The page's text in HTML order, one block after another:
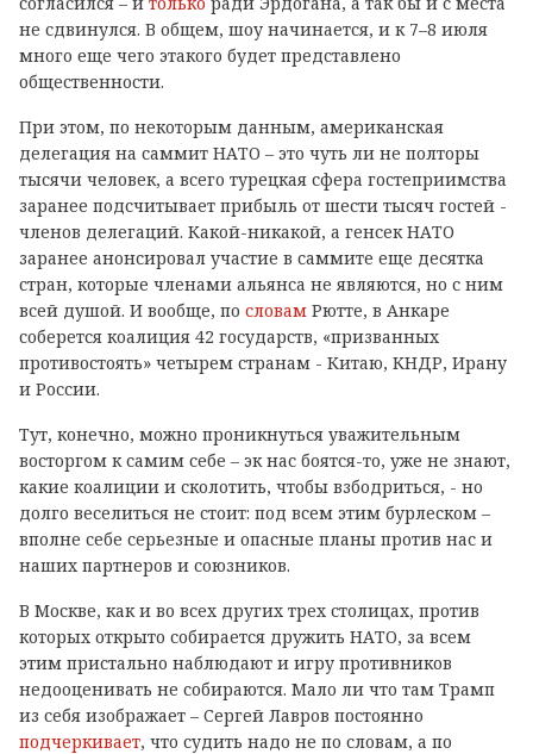
не сдвинулся. В общем, шоу начинается, и к 7–8 июля
много еще чего этакого будет представлено
общественности.
При этом, по некоторым данным, американская
делегация на саммит НАТО – это чуть ли не полторы
тысячи человек, а всего турецкая сфера гостеприимства
заранее подсчитывает прибыль от шести тысяч гостей -
членов делегаций. Какой-никакой, а генсек НАТО
заранее анонсировал участие в саммите еще десятка
стран, которые членами альянса не являются, но с ним
всей душой. И вообще, по словам Рютте, в Анкаре
соберется коалиция 42 государств, «призванных
противостоять» четырем странам - Китаю, КНДР, Ирану
и России.
Тут, конечно, можно проникнуться уважительным
восторгом к самим себе – эк нас боятся-то, уже не знают,
какие коалиции и сколотить, чтобы взбодриться, - но
долго веселиться не стоит: под всем этим бурлеском –
вполне себе серьезные и опасные планы против нас и
наших партнеров и союзников.
В Москве, как и во всех других трех столицах, против
которых открыто собирается дружить НАТО, за всем
этим пристально наблюдают и игру противников
недооценивать не собираются. Мало ли что там Трамп
из себя изображает – Сергей Лавров постоянно
подчеркивает, что судить надо не по словам, а по